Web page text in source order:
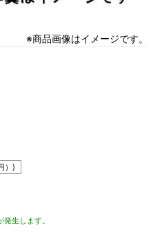
※商品画像はイメージです。
）)
生します。